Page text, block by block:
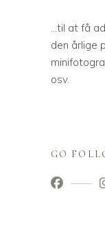
...til at få
den årlige
osv.
GO